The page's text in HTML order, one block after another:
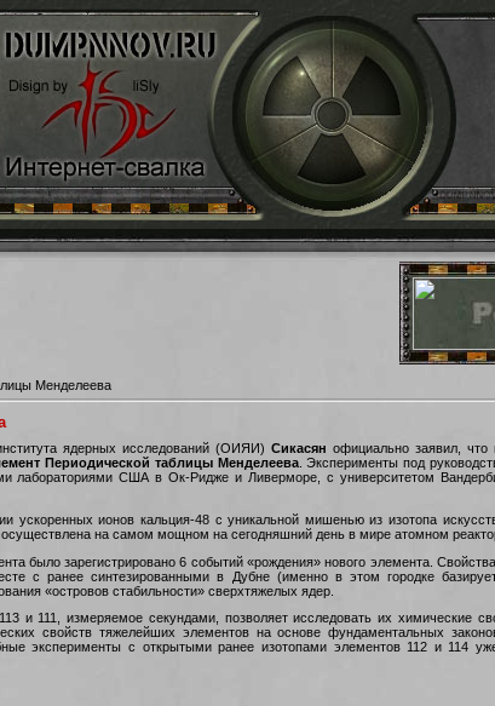
Менделеева
ядерных исследований (ОИЯИ) Сикасян официально заявил,
Периодической таблицы Менделеева. Эксперименты под
лабораториями США в Ок-Ридже и Ливерморе, с университетом
ускоренных ионов кальция-48 с уникальной мишенью из изотопа
осуществлена на самом мощном на сегодняшний день в мире атомном
было зарегистрировано 6 событий «рождения» нового элемента.
с ранее синтезированными в Дубне (именно в этом городке
«островов стабильности» сверхтяжелых ядер.
и 111, измеряемое секундами, позволяет исследовать их химические
свойств тяжелейших элементов на основе фундаментальных
эксперименты с открытыми ранее изотопами элементов 112 и